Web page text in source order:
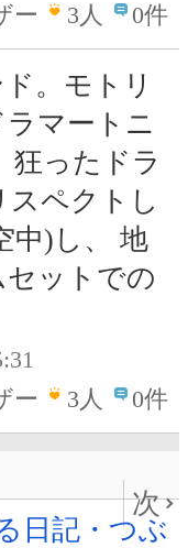
ー
3人 0件
。モトリ
マートニ
狂ったドラ
ペクトし
中)し、 地
ットでの
ー
3人 0件
次
日記・つぶ